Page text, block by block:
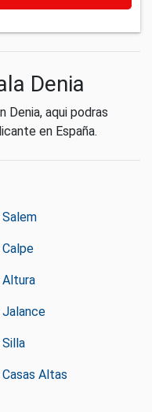
Denia
Denia, aqui podras
en España.
Salem
Calpe
Altura
Jalance
Silla
Casas Altas